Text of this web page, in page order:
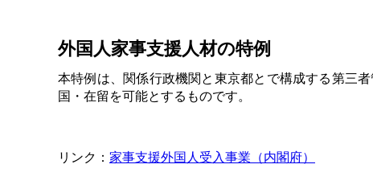
外国人家事支援人材の特例
本特例は、関係行政機関と東京都とで構成する第三
国・在留を可能とするものです。
リンク： 家事支援外国人受入事業（内閣府）